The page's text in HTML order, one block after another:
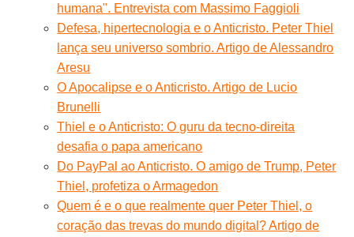
humana". Entrevista com Massimo Faggioli
Defesa, hipertecnologia e o Anticristo. Peter Thiel
lança seu universo sombrio. Artigo de Alessandro
Aresu
O Apocalipse e o Anticristo. Artigo de Lucio
Brunelli
Thiel e o Anticristo: O guru da tecno-direita
desafia o papa americano
Do PayPal ao Anticristo. O amigo de Trump, Peter
Thiel, profetiza o Armagedon
Quem é e o que realmente quer Peter Thiel, o
coração das trevas do mundo digital? Artigo de